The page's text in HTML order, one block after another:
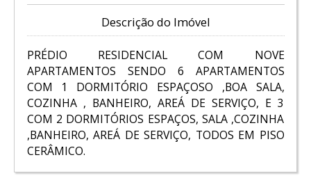
Descrição do Imóvel
PRÉDIO RESIDENCIAL COM NOVE
APARTAMENTOS SENDO 6 APARTAMENTOS
COM 1 DORMITÓRIO ESPAÇOSO ,BOA SALA,
COZINHA , BANHEIRO, AREÁ DE SERVIÇO, E 3
COM 2 DORMITÓRIOS ESPAÇOS, SALA ,COZINHA
,BANHEIRO, AREÁ DE SERVIÇO, TODOS EM PISO
CERÂMICO.